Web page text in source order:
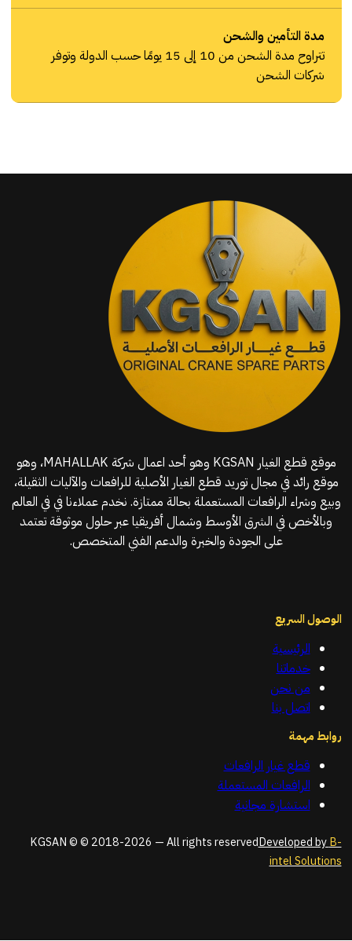
مدة التأمين والشحن
تتراوح مدة الشحن من 10 إلى 15 يومًا حسب الدولة وتوفر
شركات الشحن
موقع قطع الغيار KGSAN وهو أحد اعمال شركة MAHALLAK، وهو
موقع رائد في مجال توريد قطع الغيار الأصلية للرافعات والآليات الثقيلة،
وبيع وشراء الرافعات المستعملة بحالة ممتازة. نخدم عملاءنا في في العالم
وبالأخص في الشرق الأوسط وشمال أفريقيا عبر حلول موثوقة تعتمد
على الجودة والخبرة والدعم الفني المتخصص.
الوصول السريع
الرئيسية
خدماتنا
من نحن
اتصل بنا
روابط مهمة
قطع غيار الرافعات
الرافعات المستعملة
استشارة مجانية
KGSAN © © 2018-2026 — All rights reservedDeveloped byB-
intel Solutions